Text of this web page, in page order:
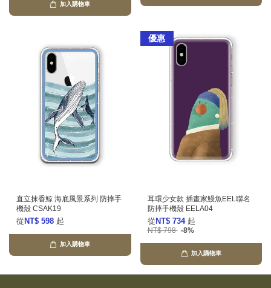
加入購物車
直立抹香鯨 海底風景系列 防摔手
機殼 CSAK19
從 NT$ 598 起
加入購物車
優惠
耳環少女款 插畫家鰻魚EEL聯名
防摔手機殼 EELA04
從 NT$ 734 起
NT$ 798 -8%
加入購物車